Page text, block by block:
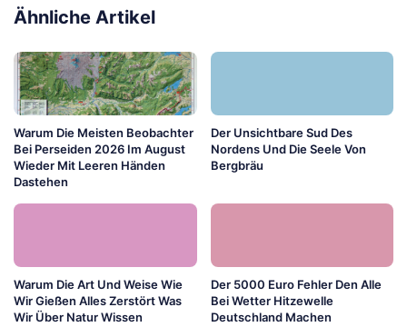
Ähnliche Artikel
Warum Die Meisten Beobachter
Bei Perseiden 2026 Im August
Wieder Mit Leeren Händen
Dastehen
Der Unsichtbare Sud Des
Nordens Und Die Seele Von
Bergbräu
Warum Die Art Und Weise Wie
Wir Gießen Alles Zerstört Was
Wir Über Natur Wissen
Der 5000 Euro Fehler Den Alle
Bei Wetter Hitzewelle
Deutschland Machen